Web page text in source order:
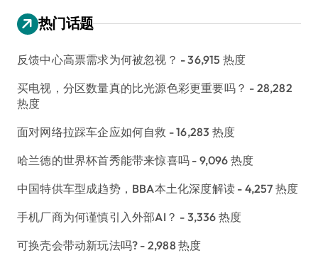
热门话题
反馈中心高票需求为何被忽视？ - 36,915 热度
买电视，分区数量真的比光源色彩更重要吗？ - 28,282
热度
面对网络拉踩车企应如何自救 - 16,283 热度
哈兰德的世界杯首秀能带来惊喜吗 - 9,096 热度
中国特供车型成趋势，BBA本土化深度解读 - 4,257 热度
手机厂商为何谨慎引入外部AI？ - 3,336 热度
可换壳会带动新玩法吗? - 2,988 热度